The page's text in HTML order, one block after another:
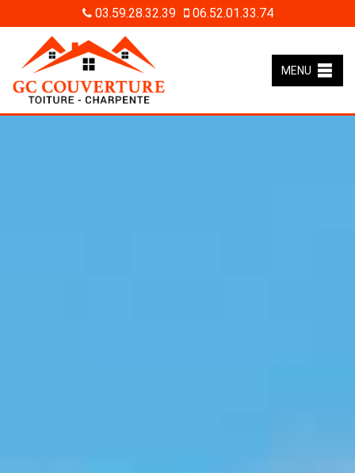
03.59.28.32.39 06.52.01.33.74
MENU